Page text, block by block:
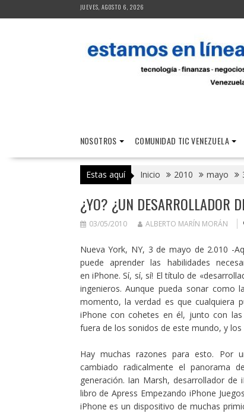
al
JUEVES, AGOSTO 6, 2026
NOSOTROS COMUNIDAD TIC VENEZUELA
Estas aquí Inicio 2010 mayo
¿YO? ¿UN DESARROLLADOR
03/05/2010 ALBERTO MARÍN MORÁN
Nueva York, NY, 3 de mayo de 2.010 -
puede aprender las habilidades
en iPhone. Sí, sí, sí! El título de
ingenieros. Aunque pueda sonar como
momento, la verdad es que cualquiera
iPhone con cohetes en él, junto con las
fuera de los sonidos de este mundo, y los
Hay muchas razones para esto. Por
cambiado radicalmente el panorama
generación. Ian Marsh, desarrollador
libro de Apress Empezando iPhone
iPhone es un dispositivo de muchas